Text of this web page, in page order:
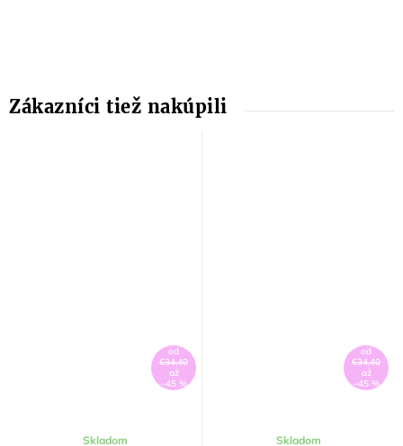
od
€34,40
až
–45 %
Skladom
od
€34,40
až
–45 %
Skladom